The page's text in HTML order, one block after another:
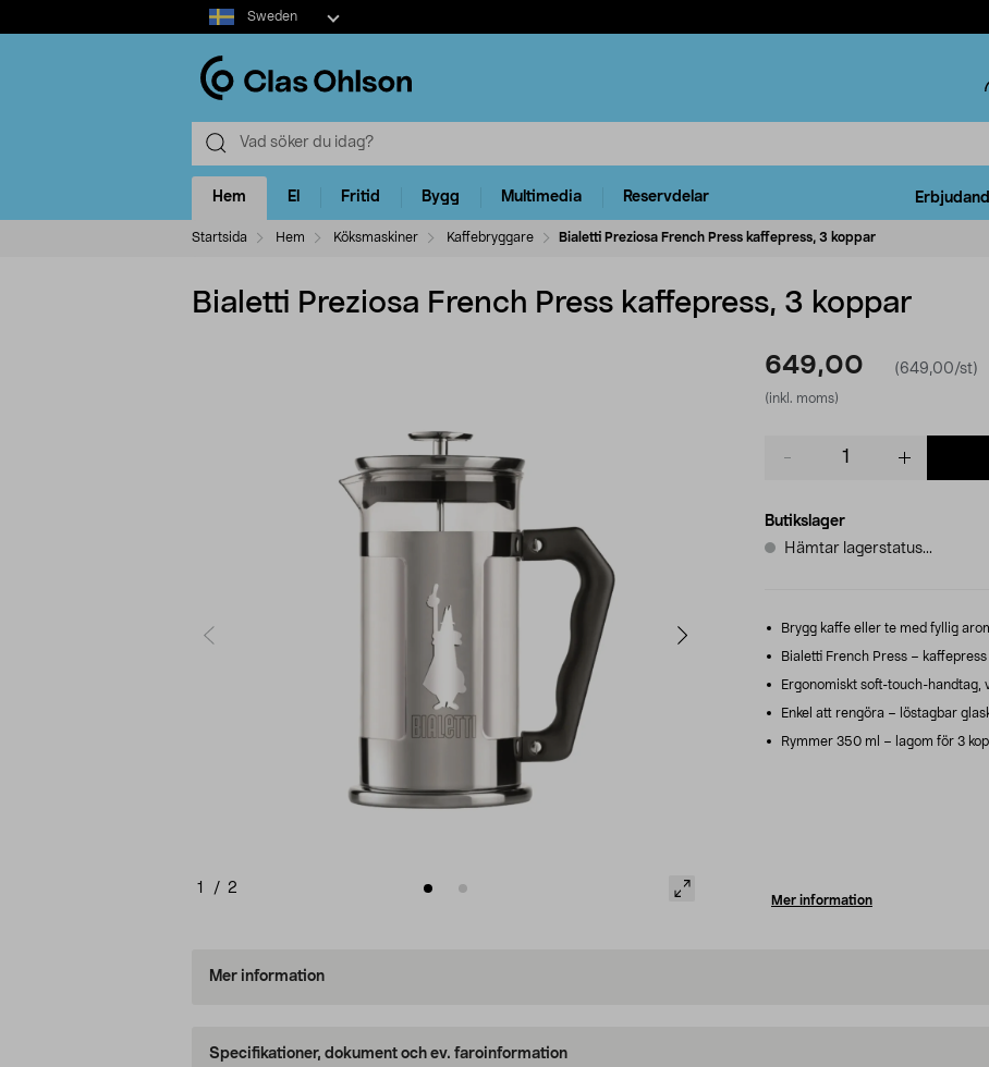
Select
market
Sweden
Hem El Fritid Bygg Multimedia Reservdelar
Startsida Hem Köksmaskiner Kaffebryggare Bialetti Preziosa French Press kaffepress, 3 koppar
Bialetti Preziosa French Press kaffepress, 3 koppar
1 / 2
649,00 (649,00/st)
(inkl. moms)
Butikslager
Hämtar lagerstatus...
Brygg kaffe eller te med fyllig
Bialetti French Press –
Ergonomiskt soft-touch-handtag,
Enkel att rengöra – löstagbar
Rymmer 350 ml – lagom för 3
Mer information
Mer information
Specifikationer, dokument och ev. faroinformation